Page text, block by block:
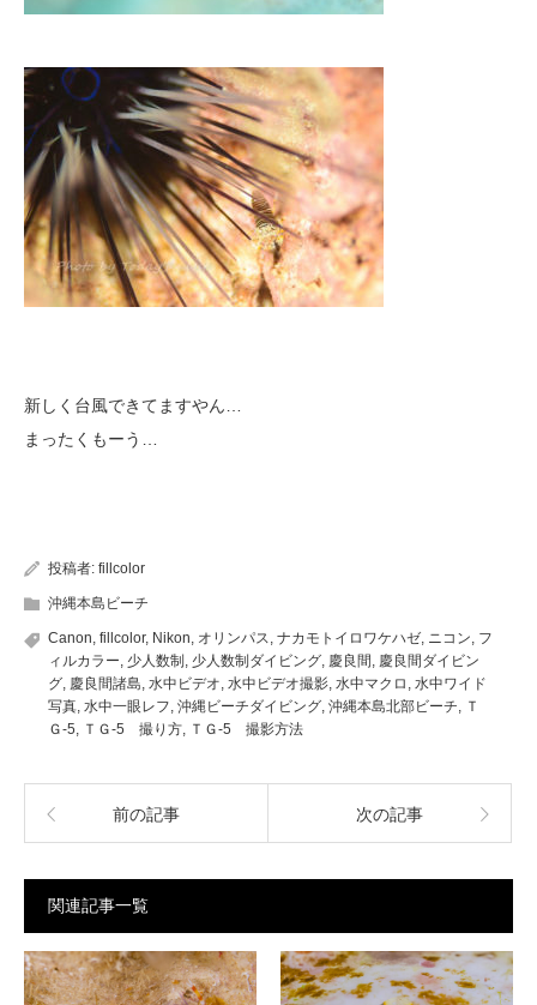
新しく台風できてますやん…
まったくもーう…
投稿者: fillcolor
沖縄本島ビーチ
Canon fillcolor, Nikon オリンパス ナカモトイロワケハゼ ニコン フ
ィルカラー 少人数制 少人数制ダイビング 慶良間 慶良間ダイビン
グ 慶良間諸島 水中ビデオ 水中ビデオ撮影 水中マクロ 水中ワイド
写真 水中一眼レフ 沖縄ビーチダイビング 沖縄本島北部ビーチ
Ｔ
Ｇ-5
ＴＧ-5 撮り方 ＴＧ-5 撮影方法
前の記事 次の記事
関連記事一覧